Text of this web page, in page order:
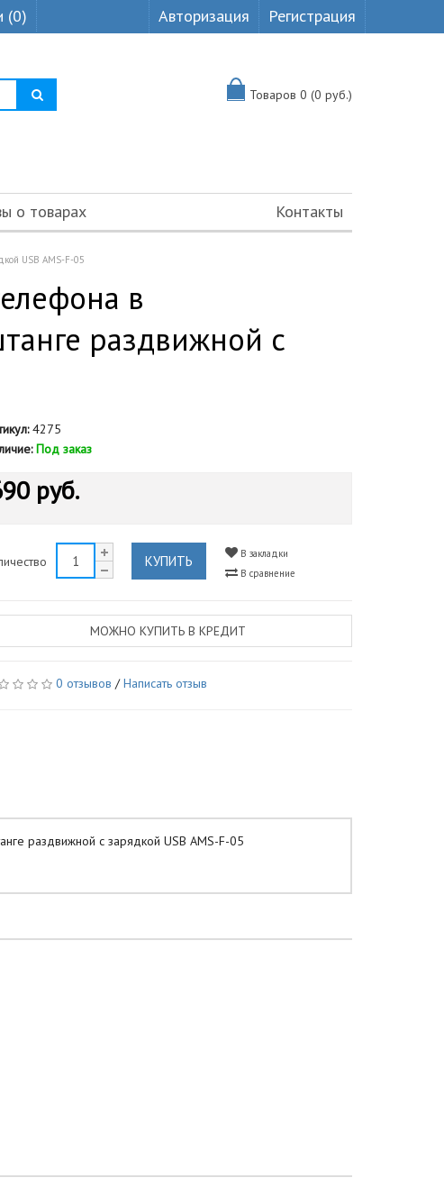
(0) Авторизация Регистрация
Товаров 0 (0 руб.)
о товарах Контакты
USB AMS-F-05
в
раздвижной с
4275
Под заказ
руб.
КУПИТЬ
В закладки
В сравнение
МОЖНО КУПИТЬ В КРЕДИТ
0 отзывов /Написать отзыв
раздвижной с зарядкой USB AMS-F-05